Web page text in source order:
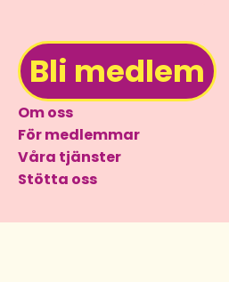
Bli medlem
Om oss
För medlemmar
Våra tjänster
Stötta oss